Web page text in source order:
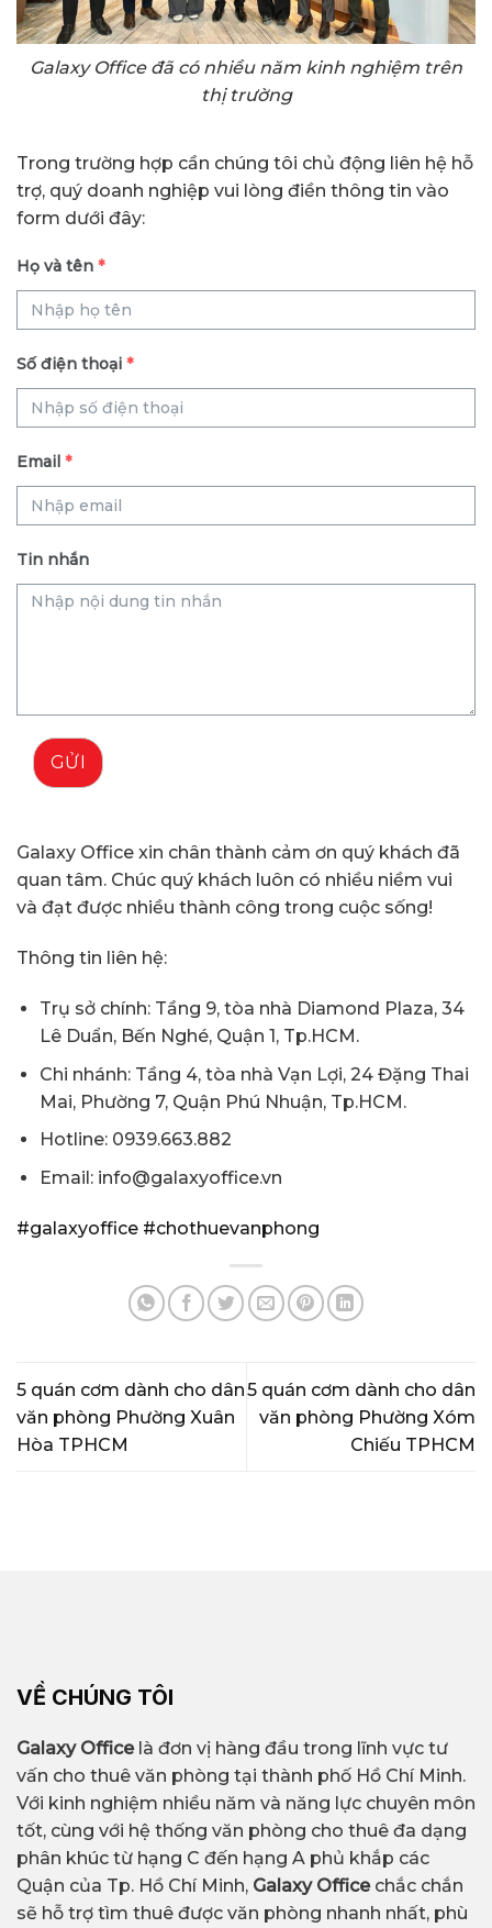
Galaxy Office đã có nhiều năm kinh nghiệm trên
thị trường
Trong trường hợp cần chúng tôi chủ động liên hệ hỗ
trợ, quý doanh nghiệp vui lòng điền thông tin vào
form dưới đây:
Họ và tên *
Số điện thoại *
Email *
Tin nhắn
GỬI
Galaxy Office xin chân thành cảm ơn quý khách đã
quan tâm. Chúc quý khách luôn có nhiều niềm vui
và đạt được nhiều thành công trong cuộc sống!
Thông tin liên hệ:
Trụ sở chính: Tầng 9, tòa nhà Diamond Plaza, 34
Lê Duẩn, Bến Nghé, Quận 1, Tp.HCM.
Chi nhánh: Tầng 4, tòa nhà Vạn Lợi, 24 Đặng Thai
Mai, Phường 7, Quận Phú Nhuận, Tp.HCM.
Hotline: 0939.663.882
Email: info@galaxyoffice.vn
#galaxyoffice #chothuevanphong
5 quán cơm dành cho dân
văn phòng Phường Xuân
Hòa TPHCM
5 quán cơm dành cho dân
văn phòng Phường Xóm
Chiếu TPHCM
VỀ CHÚNG TÔI
Galaxy Officelà đơn vị hàng đầu trong lĩnh vực tư
vấn cho thuê văn phòng tại thành phố Hồ Chí Minh.
Với kinh nghiệm nhiều năm và năng lực chuyên môn
tốt, cùng với hệ thống văn phòng cho thuê đa dạng
phân khúc từ hạng C đến hạng A phủ khắp các
Quận của Tp. Hồ Chí Minh, Galaxy Office chắc chắn
sẽ hỗ trợ tìm thuê được văn phòng nhanh nhất, phù